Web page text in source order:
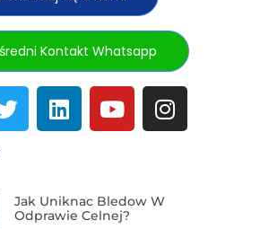
Kontakt Whatsapp
Jak Uniknac Bledow W
Odprawie Celnej?